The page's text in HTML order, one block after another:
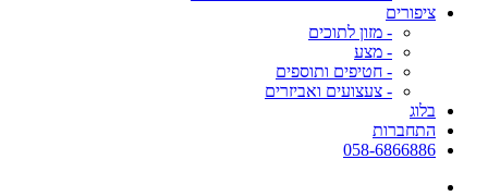
ציפורים
- מזון לתוכים
- מצע
- חטיפים ותוספים
- צעצועים ואביזרים
בלוג
התחברות
058-6866886